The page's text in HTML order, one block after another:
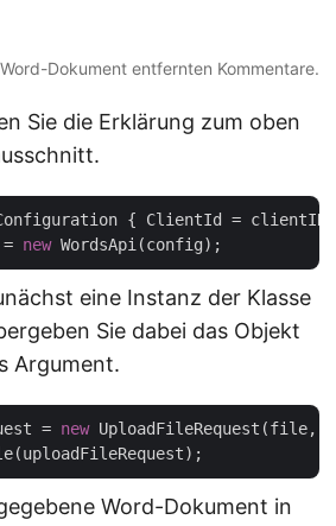
Dokument entfernten Kommentare.
Sie die Erklärung zum oben
{ ClientId =
new
eine Instanz der Klasse
Sie dabei das Objekt
Argument.
= new UploadFileRequest(file,
Word-Dokument in